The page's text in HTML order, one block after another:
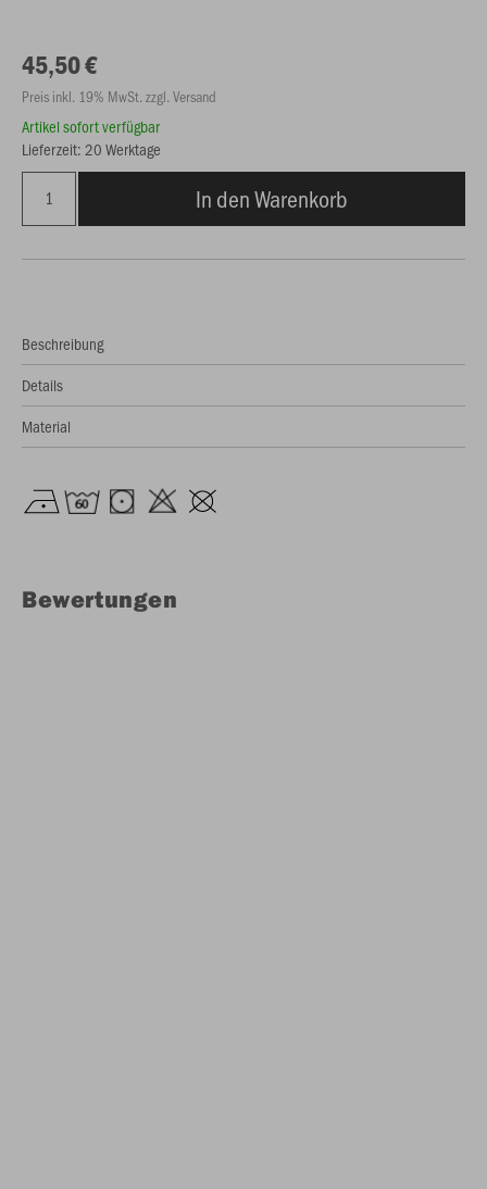
45,50 €
Preis inkl. 19% MwSt. zzgl. Versand
Artikel sofort verfügbar
Lieferzeit: 20 Werktage
In den Warenkorb
Beschreibung
Details
Material
Bewertungen